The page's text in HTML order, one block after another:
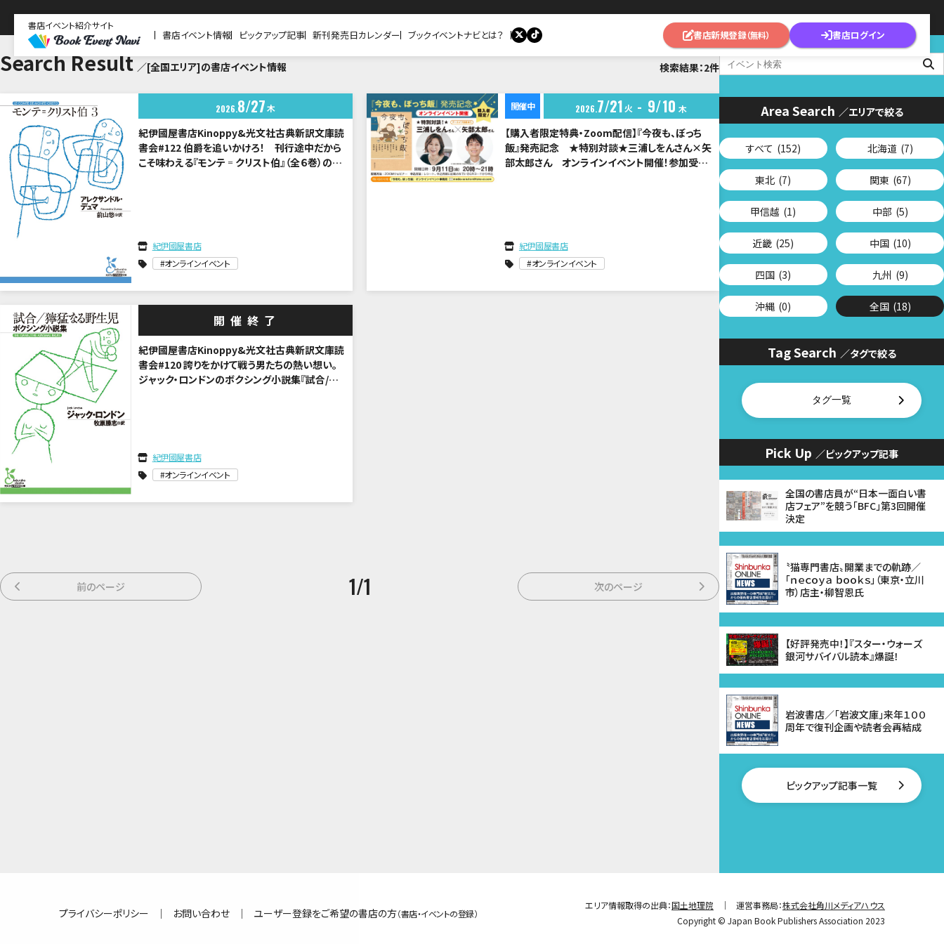
書店イベント紹介サイト
書店イベント情報 ピックアップ記事 新刊発売日カレンダー ブックイベントナビとは？ 書店新規登録（無料） 書店ログイン
Search Result ／[全国エリア]の書店イベント情報 検索結果：2件
2026 8 27木
紀伊國屋書店Kinoppy&光文社古典新訳文庫読
書会#122 伯爵を追いかけろ！ 刊行途中だから
こそ味わえる『モンテ゠クリスト伯』（全６巻）の醍
紀伊國屋書店
オンラインイベント
開催中 2026 7 21 火 9 10 木
【購入者限定特典・Zoom配信】『今夜も、ぼっち
飯』発売記念 ★特別対談★三浦しをんさん×矢
部太郎さん オンラインイベント開催！参加受付
紀伊國屋書店
オンラインイベント
開催終了
紀伊國屋書店Kinoppy&光文社古典新訳文庫読
書会#120 誇りをかけて戦う男たちの熱い想い。
ジャック・ロンドンのボクシング小説集『試合/獰
紀伊國屋書店
オンラインイベント
前のページ 1/1 次のページ
Area Search ／エリアで絞る
すべて (152) 北海道 (7)
東北 (7) 関東 (67)
甲信越 (1) 中部 (5)
近畿 (25) 中国 (10)
四国 (3) 九州 (9)
沖縄 (0) 全国 (18)
Tag Search ／タグで絞る
タグ一覧
Pick Up ／ピックアップ記事
全国の書店員が“日本一面白い書
店フェア”を競う「BFC」第3回開催
決定
〝猫専門書店〟開業までの軌跡／
「ｎｅｃｏｙａ ｂｏｏｋｓ」（東京・立川
市）店主・柳智恩氏
【好評発売中！】『スター・ウォーズ
銀河サバイバル読本』爆誕！
岩波書店／「岩波文庫」来年１００
周年で復刊企画や読者会再結成
ピックアップ記事一覧
プライバシーポリシー ｜ お問い合わせ ｜ ユーザー登録をご希望の書店の方（書店・イベントの登録）
エリア情報取得の出典：国土地理院 運営事務局：株式会社角川メディアハウス
Copyright © Japan Book Publishers Association 2023